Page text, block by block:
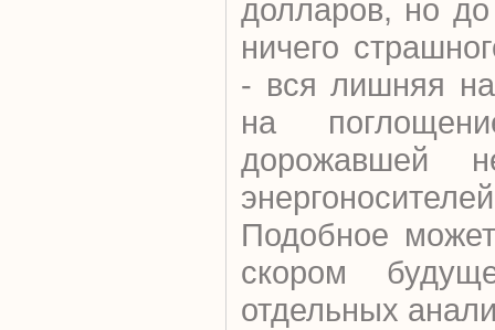
долларов, но
ничего
- вся лишняя
на
дорожавшей
Подобное
скором
отдельных